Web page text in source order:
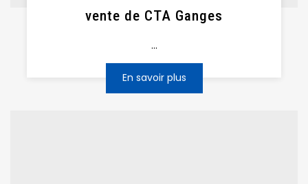
vente de CTA Ganges
...
En savoir plus